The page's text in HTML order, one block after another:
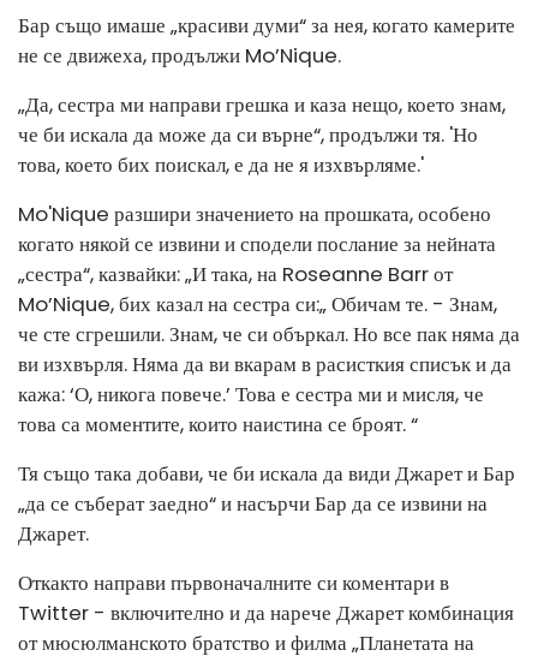
Бар също имаше „красиви думи“ за нея, когато камерите
не се движеха, продължи Mo’Nique.
„Да, сестра ми направи грешка и каза нещо, което знам,
че би искала да може да си върне“, продължи тя. 'Но
това, което бих поискал, е да не я изхвърляме.'
Mo'Nique разшири значението на прошката, особено
когато някой се извини и сподели послание за нейната
„сестра“, казвайки: „И така, на Roseanne Barr от
Mo’Nique, бих казал на сестра си:„ Обичам те. - Знам,
че сте сгрешили. Знам, че си объркал. Но все пак няма да
ви изхвърля. Няма да ви вкарам в расисткия списък и да
кажа: ‘О, никога повече.’ Това е сестра ми и мисля, че
това са моментите, които наистина се броят. “
Тя също така добави, че би искала да види Джарет и Бар
„да се съберат заедно“ и насърчи Бар да се извини на
Джарет.
Откакто направи първоначалните си коментари в
Twitter - включително и да нарече Джарет комбинация
от мюсюлманското братство и филма „Планетата на